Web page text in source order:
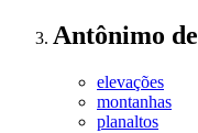
Antônimo de
elevações
montanhas
planaltos